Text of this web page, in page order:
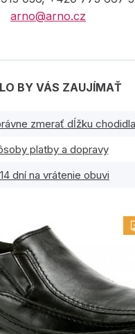
arno@arno.cz
BY VÁS ZAUJÍMAŤ
zmerať dĺžku chodidla
platby a dopravy
14 dní na vrátenie obuvi
PRODUKTY